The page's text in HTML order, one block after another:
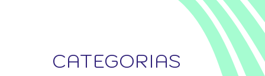
CATEGORIAS